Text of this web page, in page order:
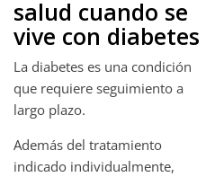
salud cuando se
vive con diabetes
La diabetes es una condición
que requiere seguimiento a
largo plazo.
Además del tratamiento
indicado individualmente,